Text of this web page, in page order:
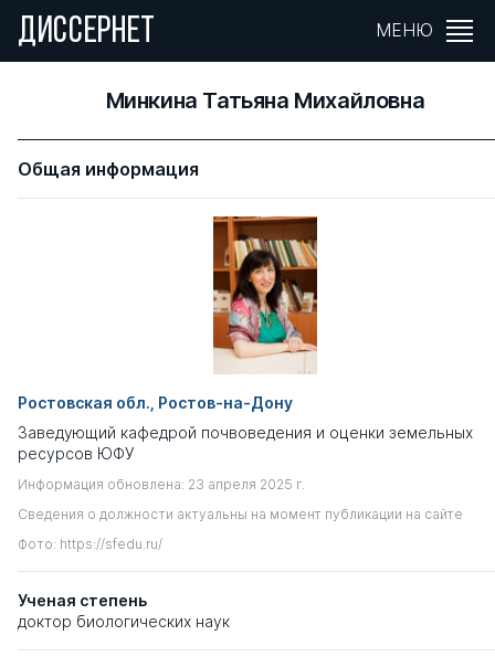
ДИССЕРНЕТ МЕНЮ
Минкина Татьяна Михайловна
Общая информация
Ростовская обл., Ростов-на-Дону
Заведующий кафедрой почвоведения и оценки земельных
ресурсов ЮФУ
Информация обновлена: 23 апреля 2025 г.
Сведения о должности актуальны на момент публикации на сайте
Фото: https://sfedu.ru/
Ученая степень
доктор биологических наук